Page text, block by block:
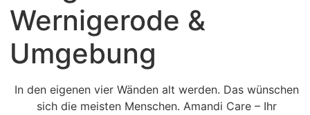
Wernigerode &
Umgebung
In den eigenen vier Wänden alt werden. Das wünschen
sich die meisten Menschen. Amandi Care – Ihr